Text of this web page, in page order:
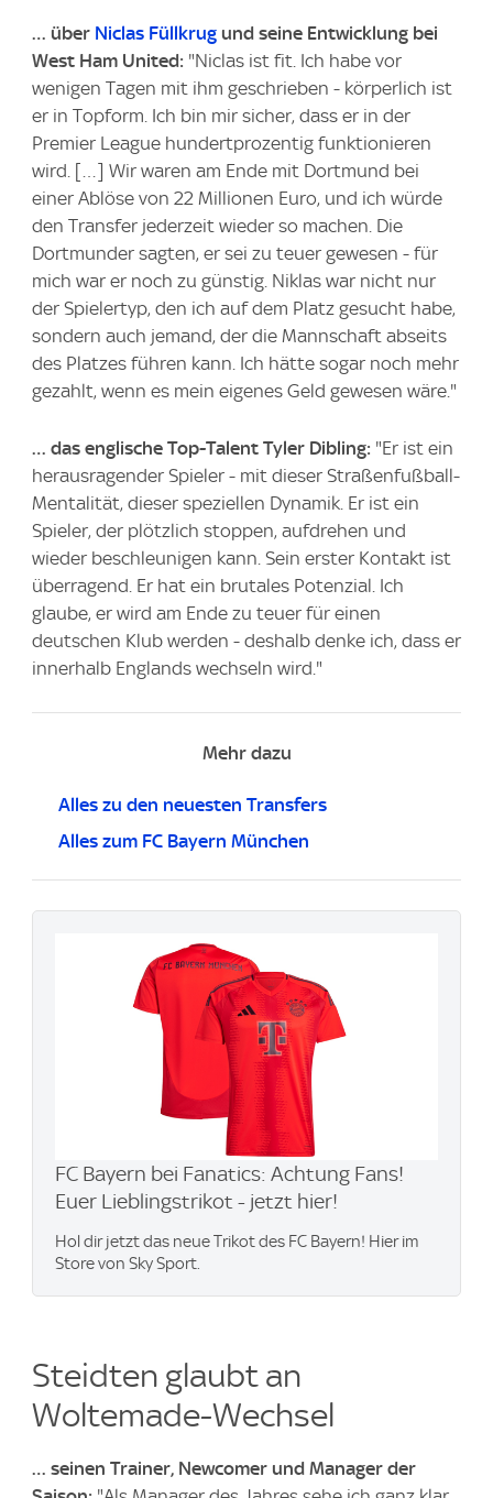
… über Niclas Füllkrug und seine Entwicklung bei
West Ham United: "Niclas ist fit. Ich habe vor
wenigen Tagen mit ihm geschrieben - körperlich ist
er in Topform. Ich bin mir sicher, dass er in der
Premier League hundertprozentig funktionieren
wird. […] Wir waren am Ende mit Dortmund bei
einer Ablöse von 22 Millionen Euro, und ich würde
den Transfer jederzeit wieder so machen. Die
Dortmunder sagten, er sei zu teuer gewesen - für
mich war er noch zu günstig. Niklas war nicht nur
der Spielertyp, den ich auf dem Platz gesucht habe,
sondern auch jemand, der die Mannschaft abseits
des Platzes führen kann. Ich hätte sogar noch mehr
gezahlt, wenn es mein eigenes Geld gewesen wäre."
… das englische Top-Talent Tyler Dibling: "Er ist ein
herausragender Spieler - mit dieser Straßenfußball-
Mentalität, dieser speziellen Dynamik. Er ist ein
Spieler, der plötzlich stoppen, aufdrehen und
wieder beschleunigen kann. Sein erster Kontakt ist
überragend. Er hat ein brutales Potenzial. Ich
glaube, er wird am Ende zu teuer für einen
deutschen Klub werden - deshalb denke ich, dass er
innerhalb Englands wechseln wird."
Mehr dazu
Alles zu den neuesten Transfers
Alles zum FC Bayern München
FC Bayern bei Fanatics: Achtung Fans!
Euer Lieblingstrikot - jetzt hier!
Hol dir jetzt das neue Trikot des FC Bayern! Hier im
Store von Sky Sport.
Steidten glaubt an
Woltemade-Wechsel
… seinen Trainer, Newcomer und Manager der